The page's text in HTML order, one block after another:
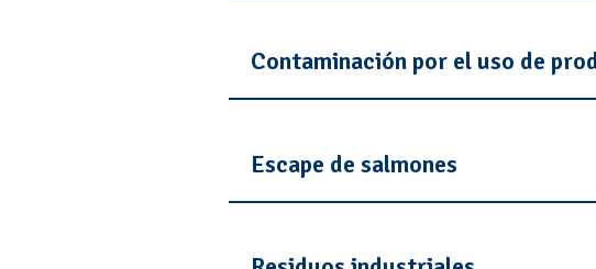
Contaminación por el uso de
Escape de salmones